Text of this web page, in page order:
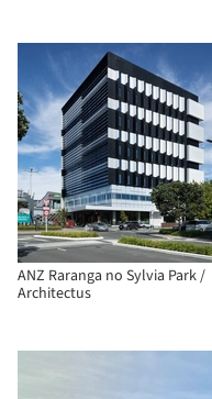
ANZ Raranga no Sylvia Park /
Architectus